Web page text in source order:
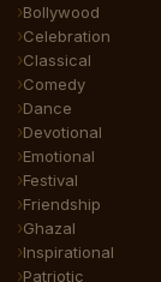
Bollywood
Celebration
Classical
Comedy
Dance
Devotional
Emotional
Festival
Friendship
Ghazal
Inspirational
Patriotic